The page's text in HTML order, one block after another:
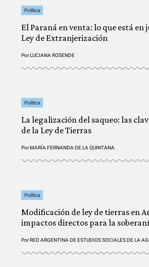
Política
El Paraná en venta: lo que está en
Ley de Extranjerización
PorLUCIANA ROSENDE
Política
La legalización del saqueo: las
de la Ley de Tierras
PorMARÍA FERNANDA DE LA QUINTANA
Política
Modificación de ley de tierras en
impactos directos para la
PorRED ARGENTINA DE ESTUDIOS SOCIALES DE LA